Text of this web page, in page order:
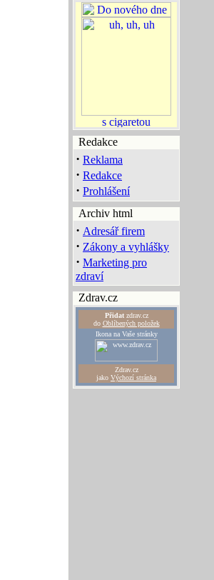
Redakce
· Reklama
· Redakce
· Prohlášení
Archiv html
· Adresář firem
· Zákony a vyhlášky
· Marketing pro
zdraví
Zdrav.cz
Přidatzdrav.cz
do Oblíbených položek
Ikona na Vaše stránky
Zdrav.cz
jako Výchozí stránka